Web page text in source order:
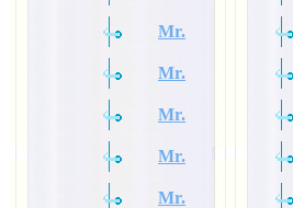
Mr.
Mr.
Mr.
Mr.
Mr.